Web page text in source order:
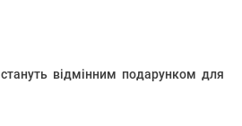
стануть відмінним подарунком для